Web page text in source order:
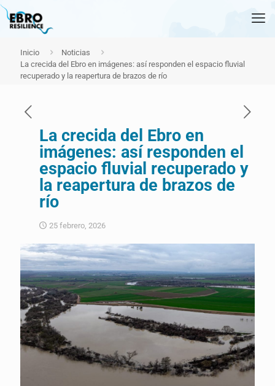
Inicio
Noticias
La crecida del Ebro en imágenes: así responden el espacio fluvial
recuperado y la reapertura de brazos de río
La crecida del Ebro en
imágenes: así responden el
espacio fluvial recuperado y
la reapertura de brazos de
río
25 febrero, 2026